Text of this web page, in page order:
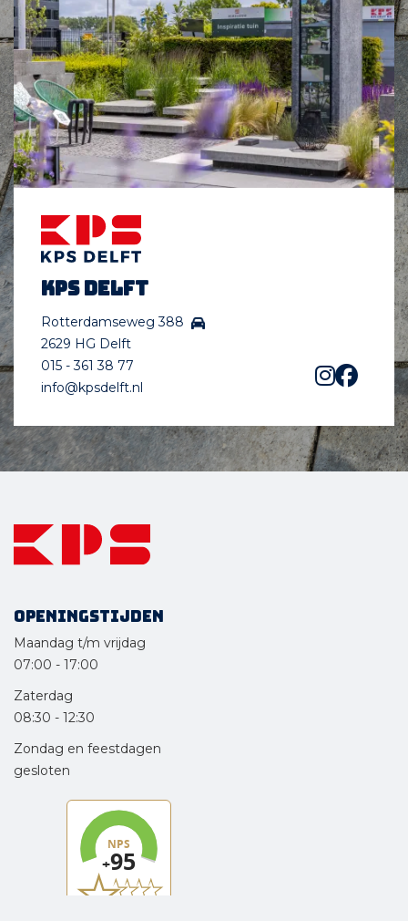
KPS Delft
Rotterdamseweg 388
2629 HG Delft
015 - 361 38 77
info@kpsdelft.nl
Openingstijden
Maandag t/m vrijdag
07:00 - 17:00
Zaterdag
08:30 - 12:30
Zondag en feestdagen
gesloten